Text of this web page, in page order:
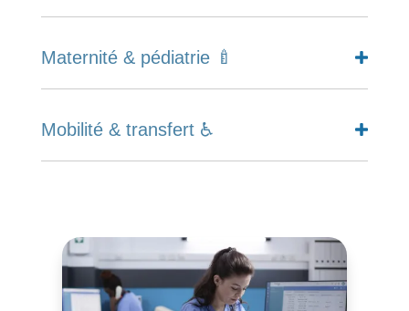
Maternité & pédiatrie 🍼
Mobilité & transfert ♿